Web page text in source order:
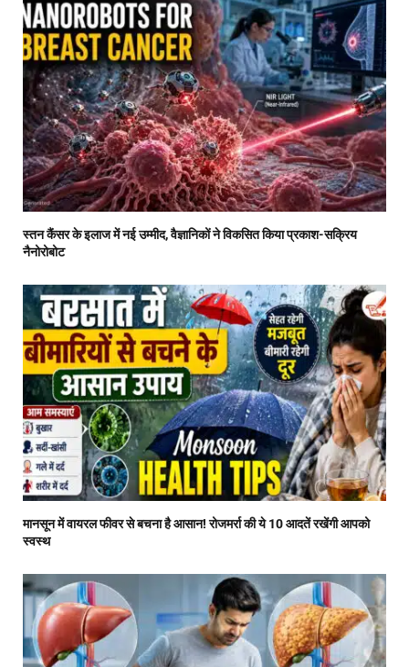
स्तन कैंसर के इलाज में नई उम्मीद, वैज्ञानिकों ने विकसित किया प्रकाश-सक्रिय
नैनोरोबोट
मानसून में वायरल फीवर से बचना है आसान! रोजमर्रा की ये 10 आदतें रखेंगी आपको
स्वस्थ